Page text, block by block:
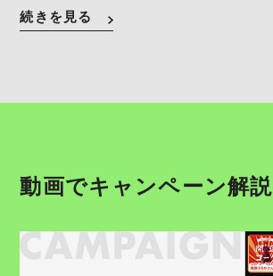
続きを見る
動画でキャンペーン解説